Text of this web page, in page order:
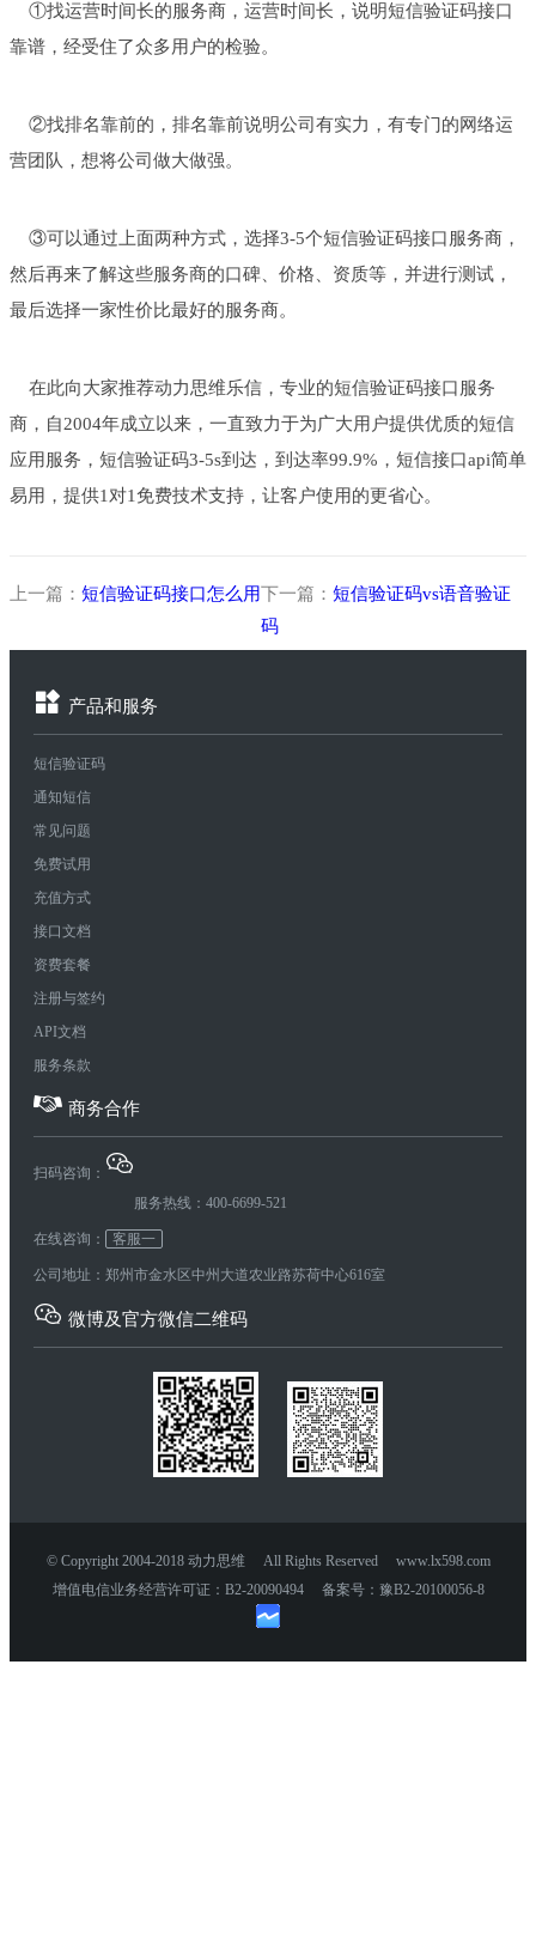
①找运营时间长的服务商，运营时间长，说明短信验证码接口
靠谱，经受住了众多用户的检验。
②找排名靠前的，排名靠前说明公司有实力，有专门的网络运
营团队，想将公司做大做强。
③可以通过上面两种方式，选择3-5个短信验证码接口服务商，
然后再来了解这些服务商的口碑、价格、资质等，并进行测试，
最后选择一家性价比最好的服务商。
在此向大家推荐动力思维乐信，专业的短信验证码接口服务
商，自2004年成立以来，一直致力于为广大用户提供优质的短信
应用服务，短信验证码3-5s到达，到达率99.9%，短信接口api简单
易用，提供1对1免费技术支持，让客户使用的更省心。
上一篇： 短信验证码接口怎么用下一篇： 短信验证码vs语音验证
码
产品和服务
短信验证码
通知短信
常见问题
免费试用
充值方式
接口文档
资费套餐
注册与签约
API文档
服务条款
商务合作
扫码咨询：
服务热线：400-6699-521
在线咨询： 客服一
公司地址：郑州市金水区中州大道农业路苏荷中心616室
微博及官方微信二维码
© Copyright 2004-2018 动力思维 All Rights Reserved www.lx598.com
增值电信业务经营许可证：B2-20090494 备案号：豫B2-20100056-8